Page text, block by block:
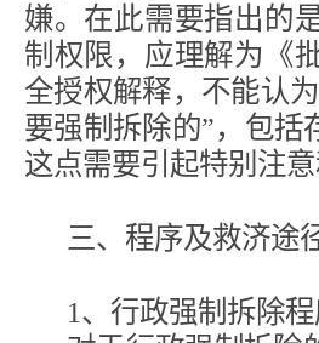
嫌。在此需要指出的
制权限，应理解为《
全授权解释，不能认
要强制拆除的”，包括
这点需要引起特别注意
三、程序及救济途
1、行政强制拆除